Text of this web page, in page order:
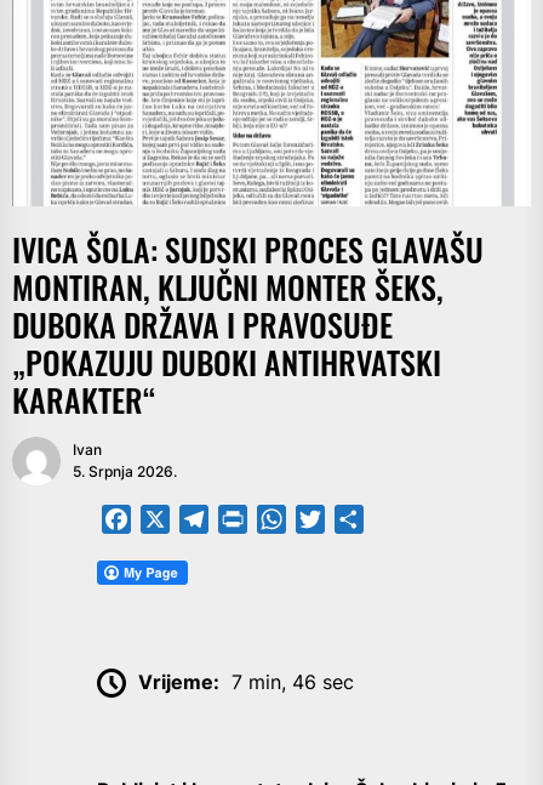
IVICA ŠOLA: SUDSKI PROCES GLAVAŠU
MONTIRAN, KLJUČNI MONTER ŠEKS,
DUBOKA DRŽAVA I PRAVOSUĐE
„POKAZUJU DUBOKI ANTIHRVATSKI
KARAKTER“
Ivan
5. Srpnja 2026.
Facebook TelegramPrintFriendly
WhatsApp
Twitter
Vrijeme: 7 min, 46 sec